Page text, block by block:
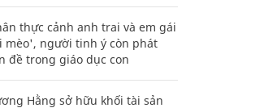
thực cảnh anh trai và em gái
mèo', người tinh ý còn phát
đề trong giáo dục con
Hằng sở hữu khối tài sản